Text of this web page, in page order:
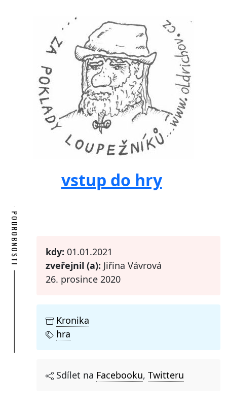
vstup do hry
PODROBNOSTI kdy: 01.01.2021
zveřejnil (a): Jiřina Vávrová
26. prosince 2020
Kronika
hra
Sdílet na Facebooku, Twitteru